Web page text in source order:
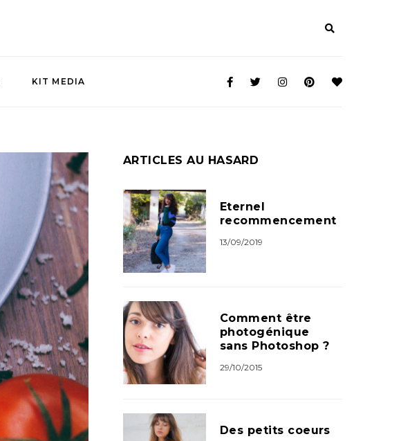
KIT MEDIA
ARTICLES AU HASARD
Eternel
recommencement
13/09/2019
Comment être
photogénique
sans Photoshop ?
29/10/2015
Des petits coeurs